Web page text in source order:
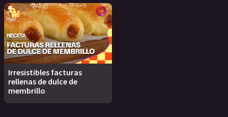
Irresistibles facturas
rellenas de dulce de
membrillo